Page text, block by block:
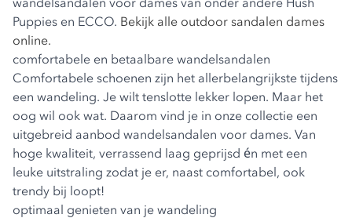
Puppies en ECCO. Bekijk alle outdoor sandalen dames
online.
comfortabele en betaalbare wandelsandalen
Comfortabele schoenen zijn het allerbelangrijkste tijdens
een wandeling. Je wilt tenslotte lekker lopen. Maar het
oog wil ook wat. Daarom vind je in onze collectie een
uitgebreid aanbod wandelsandalen voor dames. Van
hoge kwaliteit, verrassend laag geprijsd én met een
leuke uitstraling zodat je er, naast comfortabel, ook
trendy bij loopt!
optimaal genieten van je wandeling